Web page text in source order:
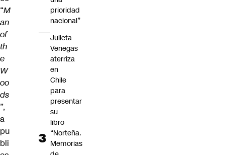
“M
an
of
th
e
W
oo
ds
”,
a
pu
bli
prioridad
nacional”
Julieta
Venegas
aterriza
en
Chile
para
presentar
su
libro
“Norteña.
Memorias